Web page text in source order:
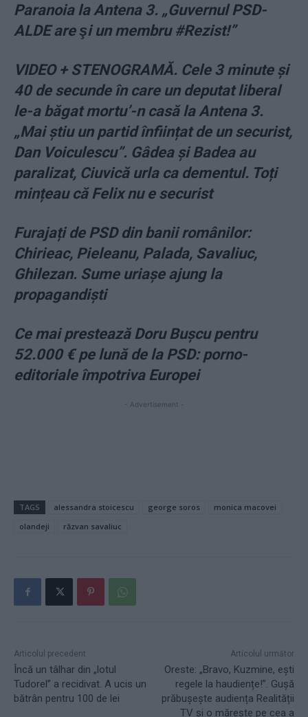
Paranoia la Antena 3. „Guvernul PSD-
ALDE are şi un membru #Rezist!”
VIDEO + STENOGRAMĂ. Cele 3 minute și
40 de secunde în care un deputat liberal
le-a băgat mortu’-n casă la Antena 3.
„Mai știu un partid înființat de un securist,
Dan Voiculescu”. Gâdea și Badea au
paralizat, Ciuvică urla ca dementul. Toți
mințeau că Felix nu e securist
Furajați de PSD din banii românilor:
Chirieac, Pieleanu, Palada, Savaliuc,
Ghilezan. Sume uriaşe ajung la
propagandişti
Ce mai prestează Doru Bușcu pentru
52.000 € pe lună de la PSD: porno-
editoriale împotriva Europei
- Advertisement -
TAGS alessandra stoicescu george soros
monica macovei
olandeji
răzvan savaliuc
Articolul precedent
Încă un tâlhar din „lotul
Tudorel” a recidivat. A ucis un
bătrân pentru 100 de lei
Articolul următor
Oreste: „Bravo, Kuzmine, ești
regele la haudiențe!”. Gușă
prăbușește audiența Realității
TV și o mărește pe cea a